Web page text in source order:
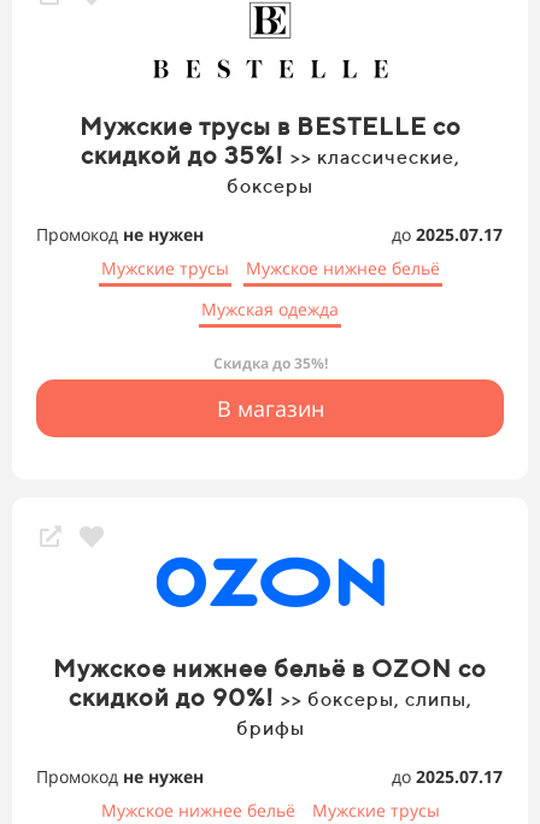
Мужские трусы в BESTELLE со
скидкой до 35%! >> классические,
боксеры
Промокод не нужен до 2025.07.17
Мужские трусы
Мужское нижнее бельё
Мужская одежда
Скидка до 35%!
В магазин
Мужское нижнее бельё в OZON со
скидкой до 90%! >> боксеры, слипы,
брифы
Промокод не нужен до 2025.07.17
Мужское нижнее бельё
Мужские трусы